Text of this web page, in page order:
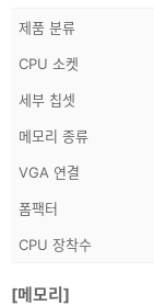
스
정
보
제품 분류
CPU 소켓
세부 칩셋
메모리 종류
VGA 연결
폼팩터
CPU 장착수
[메모리]